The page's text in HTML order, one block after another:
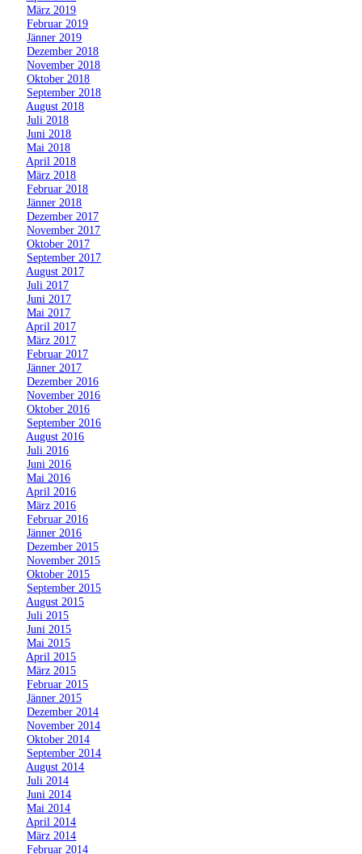
»März 2019
»Februar 2019
»Jänner 2019
»Dezember 2018
»November 2018
»Oktober 2018
September 2018
August 2018
»Juli 2018
»Juni 2018
»Mai 2018
April 2018
»März 2018
»Februar 2018
»Jänner 2018
»Dezember 2017
»November 2017
»Oktober 2017
September 2017
August 2017
»Juli 2017
»Juni 2017
»Mai 2017
April 2017
»März 2017
»Februar 2017
»Jänner 2017
»Dezember 2016
»November 2016
»Oktober 2016
September 2016
August 2016
»Juli 2016
»Juni 2016
»Mai 2016
April 2016
»März 2016
»Februar 2016
»Jänner 2016
»Dezember 2015
»November 2015
»Oktober 2015
September 2015
August 2015
»Juli 2015
»Juni 2015
»Mai 2015
April 2015
»März 2015
»Februar 2015
»Jänner 2015
»Dezember 2014
»November 2014
»Oktober 2014
September 2014
August 2014
»Juli 2014
»Juni 2014
»Mai 2014
April 2014
»März 2014
»Februar 2014